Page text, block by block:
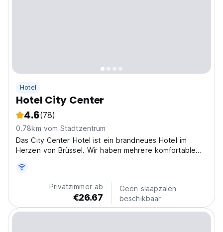
Hotel
Hotel City Center
4.6(78)
0.78km vom Stadtzentrum
Das City Center Hotel ist ein brandneues Hotel im
Herzen von Brüssel. Wir haben mehrere komfortable
Privatzimmer ab
€26.67
Geen slaapzalen
beschikbaar